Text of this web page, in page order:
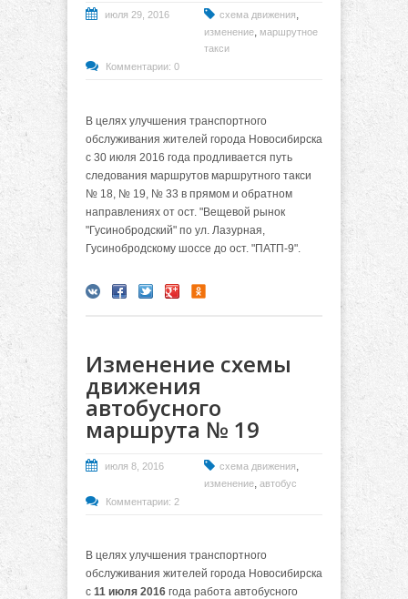
июля 29, 2016 схема движения,
изменение, маршрутное
такси
Комментарии: 0
В целях улучшения транспортного
обслуживания жителей города Новосибирска
с 30 июля 2016 года продливается путь
следования маршрутов маршрутного такси
№ 18, № 19, № 33 в прямом и обратном
направлениях от ост. "Вещевой рынок
"Гусинобродский" по ул. Лазурная,
Гусинобродскому шоссе до ост. "ПАТП-9".
Изменение схемы
движения
автобусного
маршрута № 19
июля 8, 2016 схема движения
изменение автобус
Комментарии: 2
В целях улучшения транспортного
обслуживания жителей города Новосибирска
с 11 июля 2016 года работа автобусного